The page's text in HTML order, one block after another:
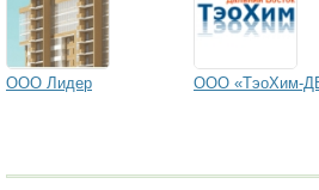
ООО Лидер ООО «ТэоХим-